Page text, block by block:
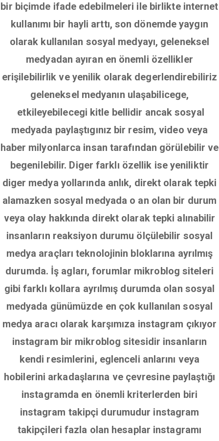
bir biçimde ifade edebilmeleri ile birlikte internet
kullanımı bir hayli arttı, son dönemde yaygın
olarak kullanılan sosyal medyayı, geleneksel
medyadan ayıran en önemli özellikler
erişilebilirlik ve yenilik olarak degerlendirebiliriz
geleneksel medyanın ulaşabilicege,
etkileyebilecegi kitle bellidir ancak sosyal
medyada paylaştıgınız bir resim, video veya
haber milyonlarca insan tarafından görülebilir ve
begenilebilir. Diger farklı özellik ise yeniliktir
diger medya yollarında anlık, direkt olarak tepki
alamazken sosyal medyada o an olan bir durum
veya olay hakkında direkt olarak tepki alınabilir
insanların reaksiyon durumu ölçülebilir sosyal
medya araçları teknolojinin bloklarına ayrılmış
durumda. İş agları, forumlar mikroblog siteleri
gibi farklı kollara ayrılmış durumda olan sosyal
medyada günümüzde en çok kullanılan sosyal
medya aracı olarak karşımıza instagram çıkıyor
instagram bir mikroblog sitesidir insanların
kendi resimlerini, eglenceli anlarını veya
hobilerini arkadaşlarına ve çevresine paylaştığı
instagramda en önemli kriterlerden biri
instagram takipçi durumudur instagram
takipçileri fazla olan hesaplar instagramı